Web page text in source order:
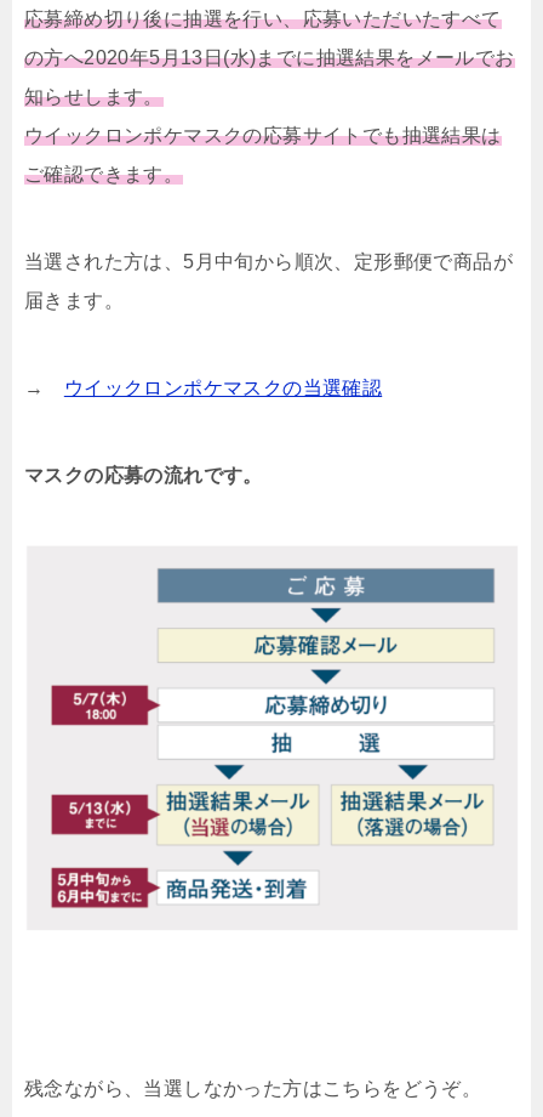
応募締め切り後に抽選を行い、応募いただいたすべて
の方へ2020年5月13日(水)までに抽選結果をメールでお
知らせします。
ウイックロンポケマスクの応募サイトでも抽選結果は
ご確認できます。
当選された方は、5月中旬から順次、定形郵便で商品が
届きます。
→ ウイックロンポケマスクの当選確認
マスクの応募の流れです。
残念ながら、当選しなかった方はこちらをどうぞ。